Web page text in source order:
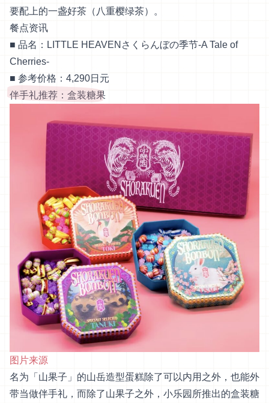
要配上的一盏好茶（八重樱绿茶）。
餐点资讯
■ 品名：LITTLE HEAVENさくらんぼの季节-A Tale of
Cherries-
■ 参考价格：4,290日元
伴手礼推荐：盒装糖果
图片来源
名为「山果子」的山岳造型蛋糕除了可以内用之外，也能外
带当做伴手礼，而除了山果子之外，小乐园所推出的盒装糖